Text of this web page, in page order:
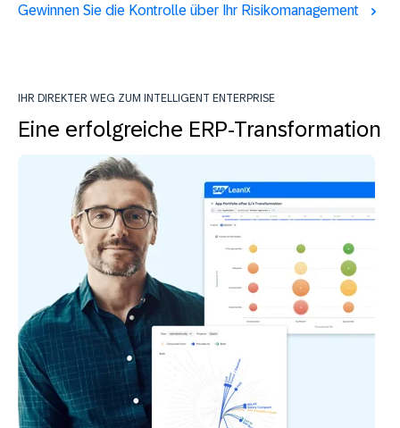
Gewinnen Sie die Kontrolle über Ihr Risikomanagement
IHR DIREKTER WEG ZUM INTELLIGENT ENTERPRISE
Eine erfolgreiche ERP-Transformation